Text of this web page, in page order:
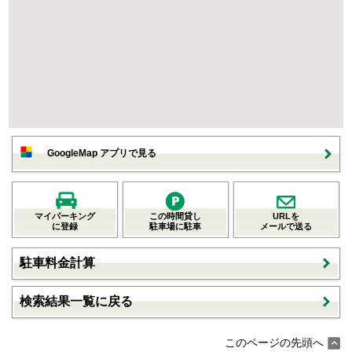
GoogleMap アプリで見る
マイパーキング
に登録
この時間貸し
駐車場に駐車
URLを
メールで送る
駐車料金計算
検索結果一覧に戻る
このページの先頭へ